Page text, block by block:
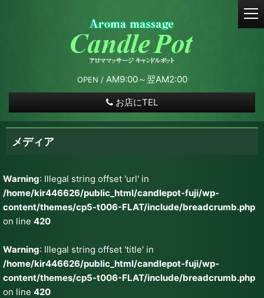
OPEN / AM9:00～翌AM2:00
お店にTEL
メディア
Warning: Illegal string offset 'url' in
/home/kir446626/public_html/candlepot-fuji/wp-
content/themes/cp5-t006-FLAT/include/breadcrumb.php
on line 420
Warning: Illegal string offset 'title' in
/home/kir446626/public_html/candlepot-fuji/wp-
content/themes/cp5-t006-FLAT/include/breadcrumb.php
on line 420
t
o
v
i